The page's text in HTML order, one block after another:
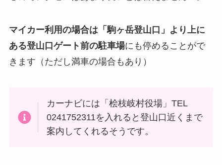
マイカー利用の場合は「駒ヶ岳登山口」より上に
ある登山口ゲート前の駐車場にも停めることがで
きます（ただし満車の場合もあり）
カーナビには「桧枝岐村役場」TEL
0241752311を入れると登山口近くまで
案内してくれるそうです。